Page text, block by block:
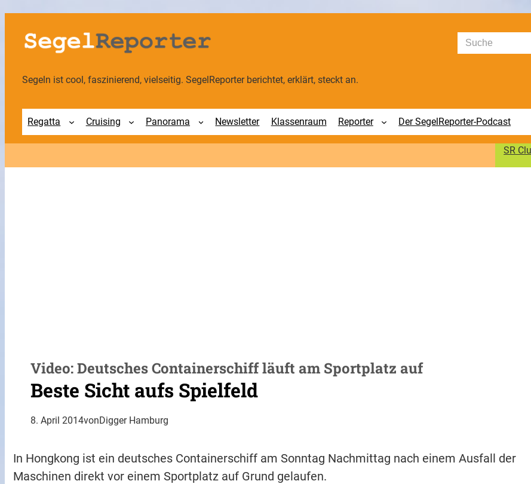
Zum
Inhalt
springen
Suchen
Segeln ist cool, faszinierend, vielseitig. SegelReporter berichtet, erklärt, steckt an.
Regatta Cruising Panorama Newsletter Klassenraum Reporter Der SegelReporter-Podcast
SR
Video: Deutsches Containerschiff läuft am Sportplatz auf
Beste Sicht aufs Spielfeld
8. April 2014vonDigger Hamburg
In Hongkong ist ein deutsches Containerschiff am Sonntag Nachmittag nach einem Ausfall der
Maschinen direkt vor einem Sportplatz auf Grund gelaufen.